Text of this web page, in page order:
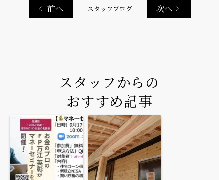
前へ スタッフブログ 次へ
スタッフからの
おすすめ記事